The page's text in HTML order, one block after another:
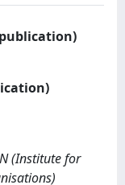
(Institute for